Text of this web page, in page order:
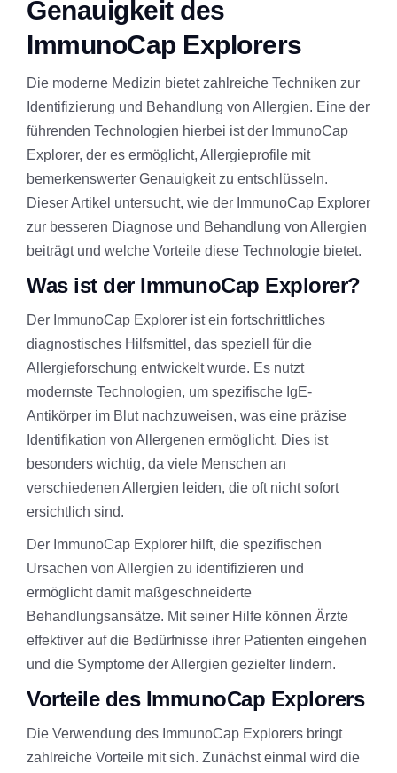
Genauigkeit des
ImmunoCap Explorers
Die moderne Medizin bietet zahlreiche Techniken zur
Identifizierung und Behandlung von Allergien. Eine der
führenden Technologien hierbei ist der ImmunoCap
Explorer, der es ermöglicht, Allergieprofile mit
bemerkenswerter Genauigkeit zu entschlüsseln.
Dieser Artikel untersucht, wie der ImmunoCap Explorer
zur besseren Diagnose und Behandlung von Allergien
beiträgt und welche Vorteile diese Technologie bietet.
Was ist der ImmunoCap Explorer?
Der ImmunoCap Explorer ist ein fortschrittliches
diagnostisches Hilfsmittel, das speziell für die
Allergieforschung entwickelt wurde. Es nutzt
modernste Technologien, um spezifische IgE-
Antikörper im Blut nachzuweisen, was eine präzise
Identifikation von Allergenen ermöglicht. Dies ist
besonders wichtig, da viele Menschen an
verschiedenen Allergien leiden, die oft nicht sofort
ersichtlich sind.
Der ImmunoCap Explorer hilft, die spezifischen
Ursachen von Allergien zu identifizieren und
ermöglicht damit maßgeschneiderte
Behandlungsansätze. Mit seiner Hilfe können Ärzte
effektiver auf die Bedürfnisse ihrer Patienten eingehen
und die Symptome der Allergien gezielter lindern.
Vorteile des ImmunoCap Explorers
Die Verwendung des ImmunoCap Explorers bringt
zahlreiche Vorteile mit sich. Zunächst einmal wird die